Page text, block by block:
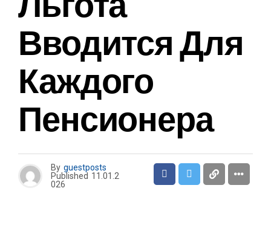
Вводится Для
Каждого
Пенсионера
By guestposts
Published 11.01.2
026